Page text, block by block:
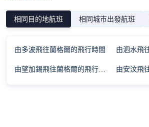
相同目的地航班 相同城市出發航班
由多波飛往蘭格爾的飛行時間 由泗水飛
由安汶飛